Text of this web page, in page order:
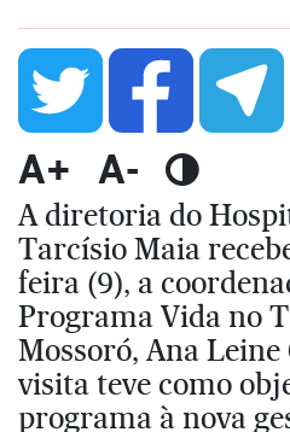
A+ A-
A diretoria do
Tarcísio Maia
feira (9), a
Programa Vida no
Mossoró, Ana Leine
visita teve como
programa à nova